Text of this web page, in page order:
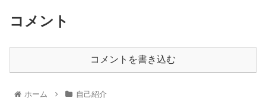
コメント
コメントを書き込む
ホーム 自己紹介